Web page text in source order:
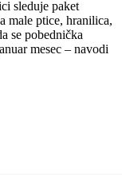
sleduje paket
male ptice, hranilica,
se pobednička
mesec – navodi